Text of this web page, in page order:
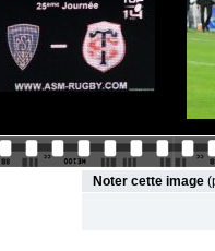
Noter cette image